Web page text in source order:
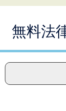
て
無料法